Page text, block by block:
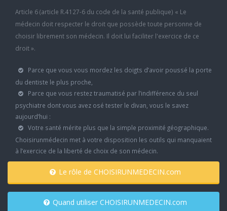
Article 6 (article R.4127-6 du code de la santé publique) « Le
médecin doit respecter le droit que possède toute personne de
choisir librement son médecin. Il doit lui faciliter l'exercice de ce
droit ».
Parce que vous vous mordez les doigts d’avoir poussé la porte
du dentiste le plus proche,
Parce que vous restez traumatisé par l’indifférence du seul
psychiatre dont vous avez osé tester le divan, vous le savez
aujourd’hui :
Votre santé mérite plus que la simple proximité géographique.
Choisirunmédecin met à votre disposition les outils qui manquaient
à l’exercice de la liberté de choix de son médecin.
Le rôle de CHOISIRUNMEDECIN.com
Quand utiliser CHOISIRUNMEDECIN.com